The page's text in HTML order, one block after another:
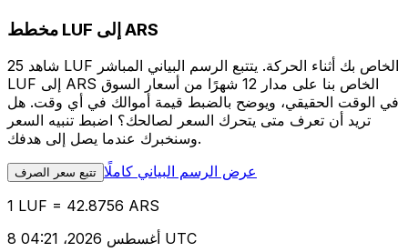
مخطط LUF إلى ARS
شاهد 25 LUF الخاص بك أثناء الحركة. يتتبع الرسم البياني المباشر
LUF إلى ARS الخاص بنا على مدار 12 شهرًا من أسعار السوق
في الوقت الحقيقي، ويوضح بالضبط قيمة أموالك في أي وقت. هل
تريد أن تعرف متى يتحرك السعر لصالحك؟ اضبط تنبيه السعر
وسنخبرك عندما يصل إلى هدفك.
تتبع سعر الصرف عرض الرسم البياني كاملًا
1 LUF = 42.8756 ARS
8 أغسطس 2026، 04:21 UTC